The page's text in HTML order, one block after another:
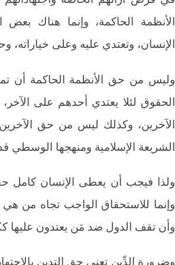
الأنظمة الحاكمة، وإنما هناك
الإنسان، وتعتدي عليه وعلى خياراته،
وليس من حق الأنظمة الحاكمة أن
الحقوق لئلا يعتدي أحدهم على
الآخرين، وكذلك ليس من حق الآخرين
الشريعة الإسلامية ومنهجها الوسطي
ولذا فيجب أن يعطى الإنسان كامل
وإنما للاستحقاق الواجب تجاه من
وأن تقف الدول ضد مَن يعتدون عليها
وضرورة الدِّين تعني حق التدين